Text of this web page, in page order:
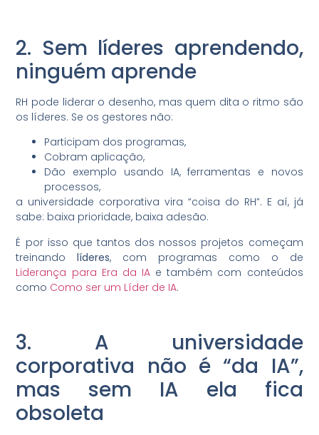
2. Sem líderes aprendendo,
ninguém aprende
RH pode liderar o desenho, mas quem dita o ritmo são
os líderes. Se os gestores não:
Participam dos programas,
Cobram aplicação,
Dão exemplo usando IA, ferramentas e novos
processos,
a universidade corporativa vira “coisa do RH”. E aí, já
sabe: baixa prioridade, baixa adesão.
É por isso que tantos dos nossos projetos começam
treinandolíderes, com programas como o de
Liderança para Era da IA e também com conteúdos
como Como ser um Líder de IA.
3. A universidade
corporativa não é “da IA”,
mas sem IA ela fica
obsoleta